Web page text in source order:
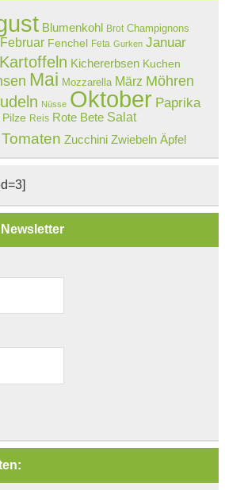
Blumenkohl Brot Champignons
Februar Fenchel Feta Gurken Januar
Kartoffeln Kichererbsen Kuchen
Mai Mozzarella März Möhren
Nüsse Oktober Paprika
Pilze Reis Rote Bete Salat
Tomaten Zucchini Zwiebeln Äpfel